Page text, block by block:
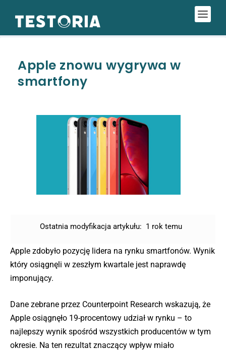
Apple znowu wygrywa w
smartfony
Ostatnia modyfikacja artykułu: 1 rok temu
Apple zdobyło pozycję lidera na rynku smartfonów. Wynik
który osiągnęli w zeszłym kwartale jest naprawdę
imponujący.
Dane zebrane przez Counterpoint Research wskazują, że
Apple osiągnęło 19-procentowy udział w rynku – to
najlepszy wynik spośród wszystkich producentów w tym
okresie. Na ten rezultat znaczący wpływ miało